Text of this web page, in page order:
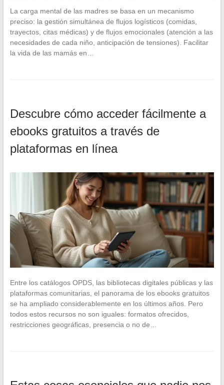
La carga mental de las madres se basa en un mecanismo
preciso: la gestión simultánea de flujos logísticos (comidas,
trayectos, citas médicas) y de flujos emocionales (atención a las
necesidades de cada niño, anticipación de tensiones). Facilitar
la vida de las mamás en…
Descubre cómo acceder fácilmente a
ebooks gratuitos a través de
plataformas en línea
Entre los catálogos OPDS, las bibliotecas digitales públicas y las
plataformas comunitarias, el panorama de los ebooks gratuitos
se ha ampliado considerablemente en los últimos años. Pero
todos estos recursos no son iguales: formatos ofrecidos,
restricciones geográficas, presencia o no de…